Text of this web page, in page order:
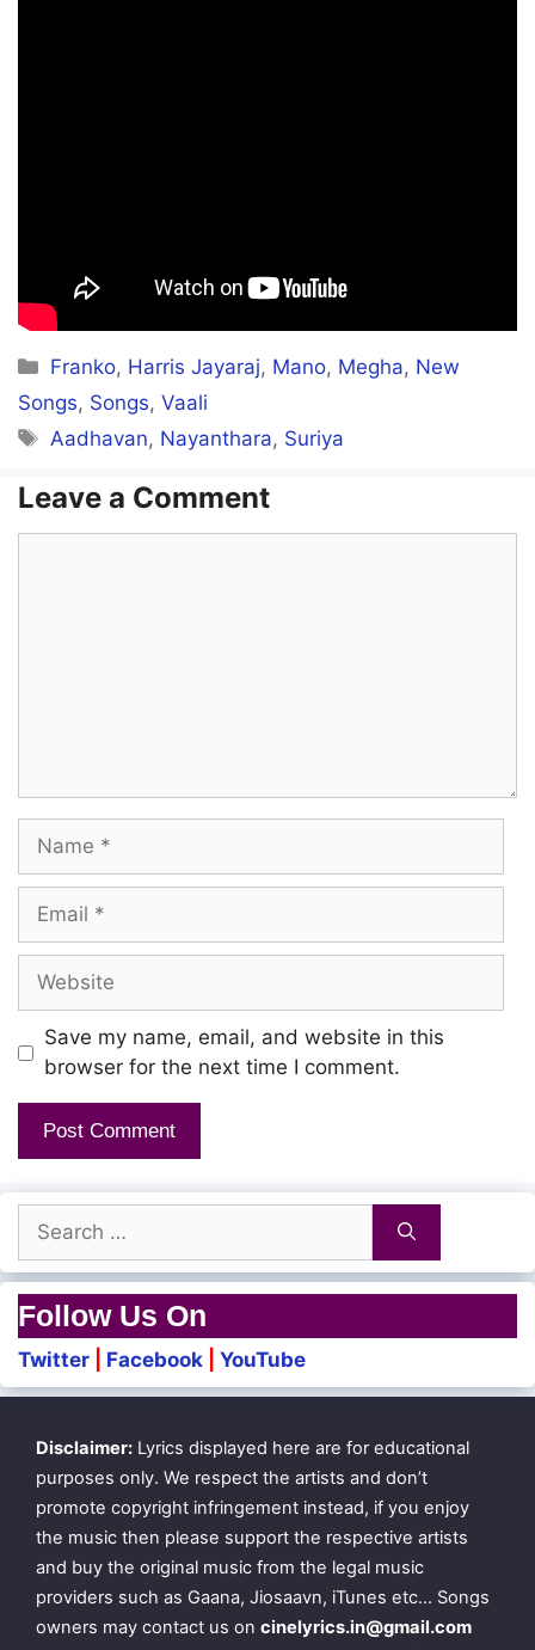
Manakkudhammaa
Manjal ponnu vandhaa jolikkudhammaa..
Maasimmaasi paasippaasi
Kaattuvaasi paattuvaasi
Easy easy kaadhal easy
Poovammaa poovaarammaa
Manakkudhammaa
Manjal ponnu vandhaa jolikkudhammaa..
Padikkaadha medhaigal
Podhuvaaga pedhaigal
Manam ellaa malliga poo vella
Vayadhaana podhum kooda pilla..
Mugam moodi illaamal
Mugathodu vaazhndhida
Ubadhesam seiyum intha nature
Nature pol edhu nalla teacher
Vaalibam thirunbum
Pooppadaindhaar pol
Paruvamum arumbum
Oho idhu oru pudhu
Adhisaya naal thaano.
Categories
Franko, Harris Jayaraj, Mano, Megha, New
Songs, Songs, Vaali
Tags
Aadhavan, Nayanthara, Suriya
Leave a Comment
Name
Email
Website
Save my name, email, and website in this
browser for the next time I comment.
Search
for:
Follow Us On
Twitter Facebook YouTube
Disclaimer: Lyrics displayed here are for educational
purposes only. We respect the artists and don’t
promote copyright infringement instead, if you enjoy
the music then please support the respective artists
and buy the original music from the legal music
providers such as Gaana, Jiosaavn, iTunes etc… Songs
owners may contact us on cinelyrics.in@gmail.com